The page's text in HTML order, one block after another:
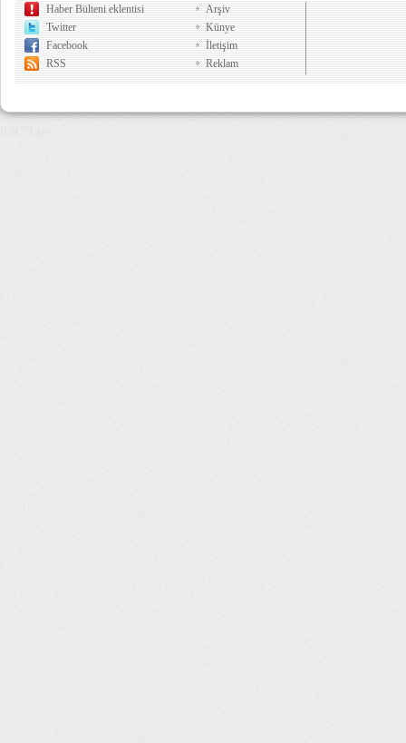
Haber Bülteni eklentisi
Twitter
Facebook
RSS
Arşiv
Künye
İletişim
Reklam